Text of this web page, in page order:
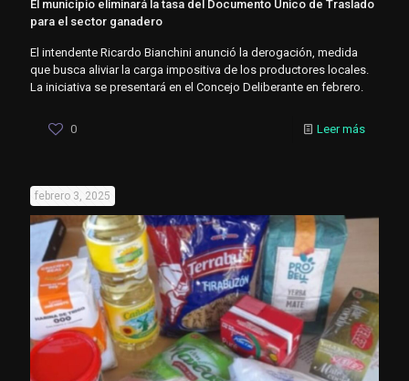
El municipio eliminará la tasa del Documento Único de Traslado
para el sector ganadero
El intendente Ricardo Bianchini anunció la derogación, medida
que busca aliviar la carga impositiva de los productores locales.
La iniciativa se presentará en el Concejo Deliberante en febrero.
0 Leer más
febrero 3, 2025